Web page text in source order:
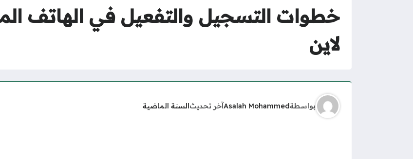
خطوات التسجيل والتفعيل في الهاتف
لاين
بواسطةAsalah Mohammedآخر تحديثالسنة الماضية